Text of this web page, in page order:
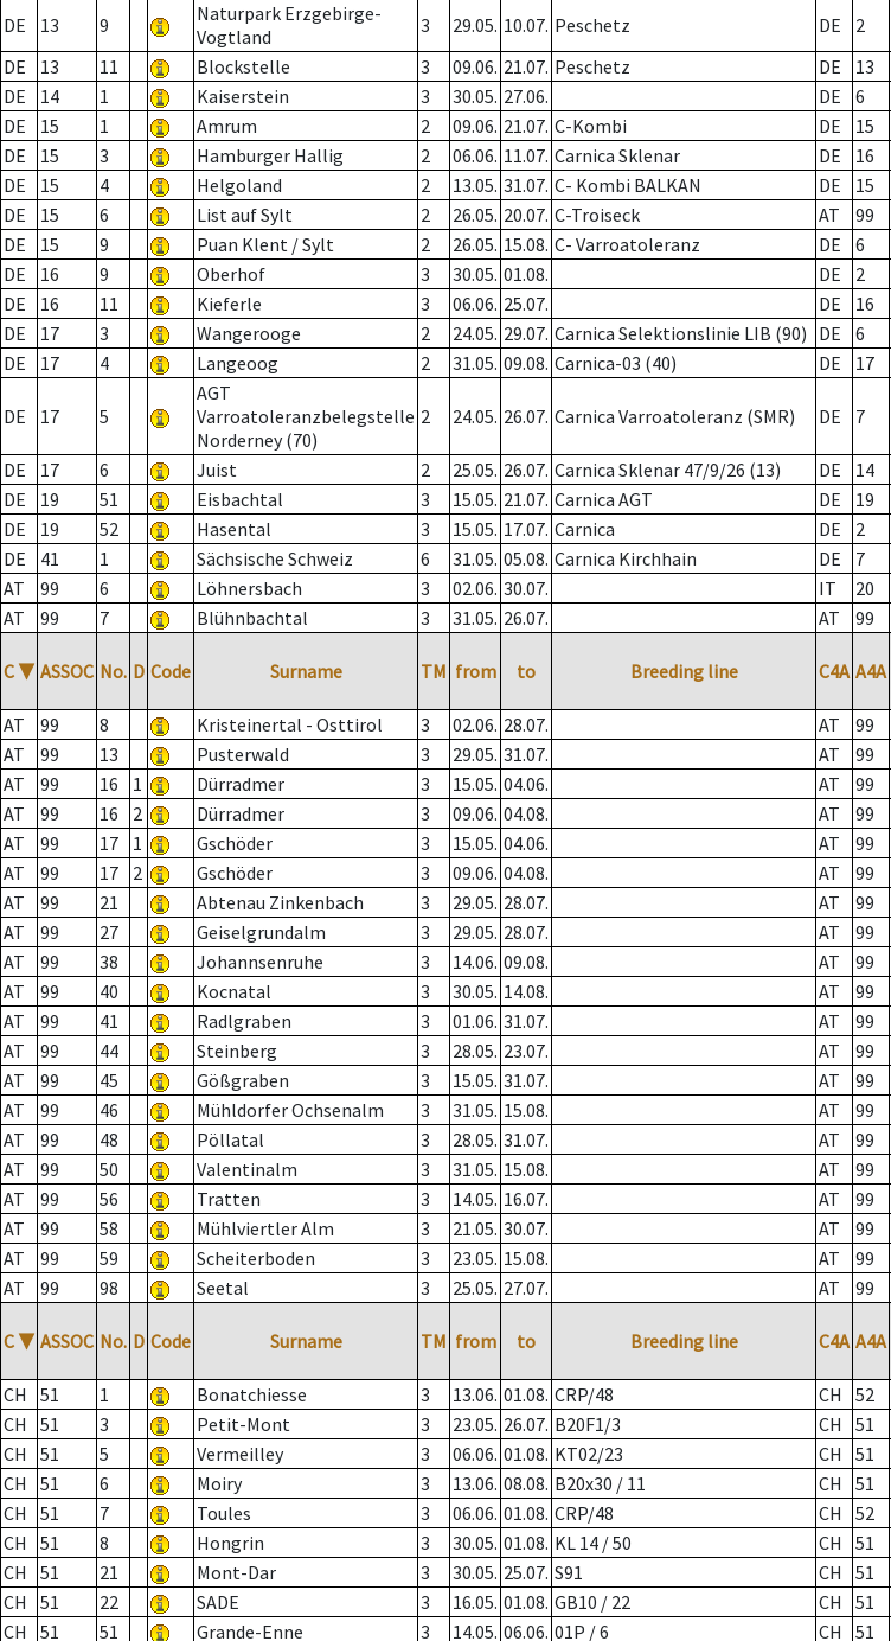
DE 13 9
Naturpark Erzgebirge-
Vogtland
3 29.05. 10.07. Peschetz DE 2
DE
13 11 Blockstelle 3 09.06. 21.07. Peschetz DE 13
DE
14 1 Kaiserstein 3 30.05. 27.06. DE 6
DE
15 1 Amrum 2 09.06. 21.07. C-Kombi DE 15
DE
15 3 Hamburger Hallig 2 06.06. 11.07. Carnica Sklenar DE 16
DE
15 4 Helgoland 2 13.05. 31.07. C- Kombi BALKAN DE 15
DE
15 6 List auf Sylt 2 26.05. 20.07. C-Troiseck AT 99
DE
15 9 Puan Klent / Sylt 2 26.05. 15.08. C- Varroatoleranz DE 6
DE
16 9 Oberhof 3 30.05. 01.08. DE 2
DE
16 11 Kieferle 3 06.06. 25.07. DE 16
DE
17 3 Wangerooge 2 24.05. 29.07. Carnica Selektionslinie LIB (90) DE 6
DE
17 4 Langeoog 2 31.05. 09.08. Carnica-03 (40) DE 17
DE 17 5
AGT
Varroatoleranzbelegstelle
Norderney (70)
2 24.05. 26.07. Carnica Varroatoleranz (SMR) DE 7
DE 17 6 Juist 2 25.05. 26.07. Carnica Sklenar 47/9/26 (13) DE 14
DE
19 51 Eisbachtal 3 15.05. 21.07. Carnica AGT DE 19
DE
19 52 Hasental 3 15.05. 17.07. Carnica DE 2
DE
41 1 Sächsische Schweiz 6 31.05. 05.08. Carnica Kirchhain DE 7
AT
99 6 Löhnersbach 3 02.06. 30.07. IT 20
AT
99 7 Blühnbachtal 3 31.05. 26.07. AT 99
C ▼ ASSOC No. D Code Surname TM from to Breeding line C4A A4A
AT
99 8 Kristeinertal - Osttirol 3 02.06. 28.07. AT 99
AT
99 13 Pusterwald 3 29.05. 31.07. AT 99
AT
99 16 1 Dürradmer 3 15.05. 04.06. AT 99
AT
99 16 2 Dürradmer 3 09.06. 04.08. AT 99
AT
99 17 1 Gschöder 3 15.05. 04.06. AT 99
AT
99 17 2 Gschöder 3 09.06. 04.08. AT 99
AT
99 21 Abtenau Zinkenbach 3 29.05. 28.07. AT 99
AT
99 27 Geiselgrundalm 3 29.05. 28.07. AT 99
AT
99 38 Johannsenruhe 3 14.06. 09.08. AT 99
AT
99 40 Kocnatal 3 30.05. 14.08. AT 99
AT
99 41 Radlgraben 3 01.06. 31.07. AT 99
AT
99 44 Steinberg 3 28.05. 23.07. AT 99
AT
99 45 Gößgraben 3 15.05. 31.07. AT 99
AT
99 46 Mühldorfer Ochsenalm 3 31.05. 15.08. AT 99
AT
99 48 Pöllatal 3 28.05. 31.07. AT 99
AT
99 50 Valentinalm 3 31.05. 15.08. AT 99
AT
99 56 Tratten 3 14.05. 16.07. AT 99
AT
99 58 Mühlviertler Alm 3 21.05. 30.07. AT 99
AT
99 59 Scheiterboden 3 23.05. 15.08. AT 99
AT
99 98 Seetal 3 25.05. 27.07. AT 99
C ▼ ASSOC No. D Code Surname TM from to Breeding line C4A A4A
CH
51 1 Bonatchiesse 3 13.06. 01.08. CRP/48 CH 52
CH
51 3 Petit-Mont 3 23.05. 26.07. B20F1/3 CH 51
CH
51 5 Vermeilley 3 06.06. 01.08. KT02/23 CH 51
CH
51 6 Moiry 3 13.06. 08.08. B20x30 / 11 CH 51
CH
51 7 Toules 3 06.06. 01.08. CRP/48 CH 52
CH
51 8 Hongrin 3 30.05. 01.08. KL 14 / 50 CH 51
CH
51 21 Mont-Dar 3 30.05. 25.07. S91 CH 51
CH
51 22 SADE 3 16.05. 01.08. GB10 / 22 CH 51
CH
51 51 Grande-Enne 3 14.05. 06.06. 01P / 6 CH 51